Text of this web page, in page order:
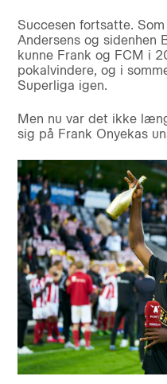
Succesen fortsatte.
Andersens og sidenhen
kunne Frank og FCM i
pokalvindere, og i
Superliga igen.
Men nu var det ikke
sig på Frank Onyekas